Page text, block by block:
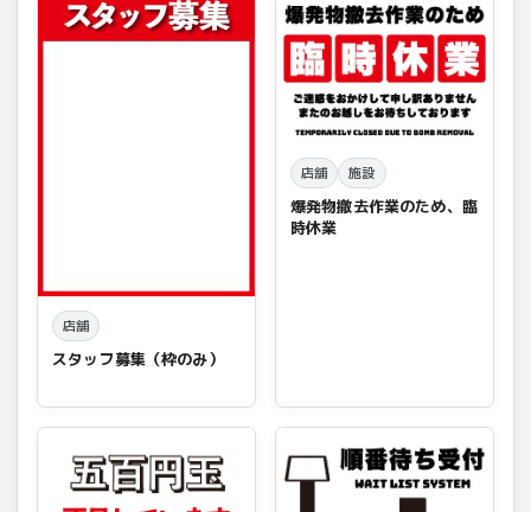
店舗
スタッフ募集（枠のみ）
店舗 施設
爆発物撤去作業のため、臨
時休業